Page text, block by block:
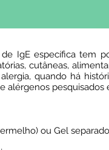
IgE específica tem
cutâneas,
quando há
alérgenos pesquisados
ou Gel